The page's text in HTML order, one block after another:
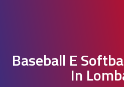
Baseball E
In